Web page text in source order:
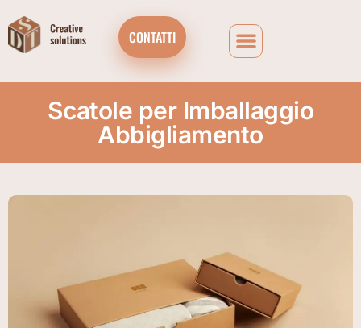
CONTATTI
Scatole per Imballaggio
Abbigliamento